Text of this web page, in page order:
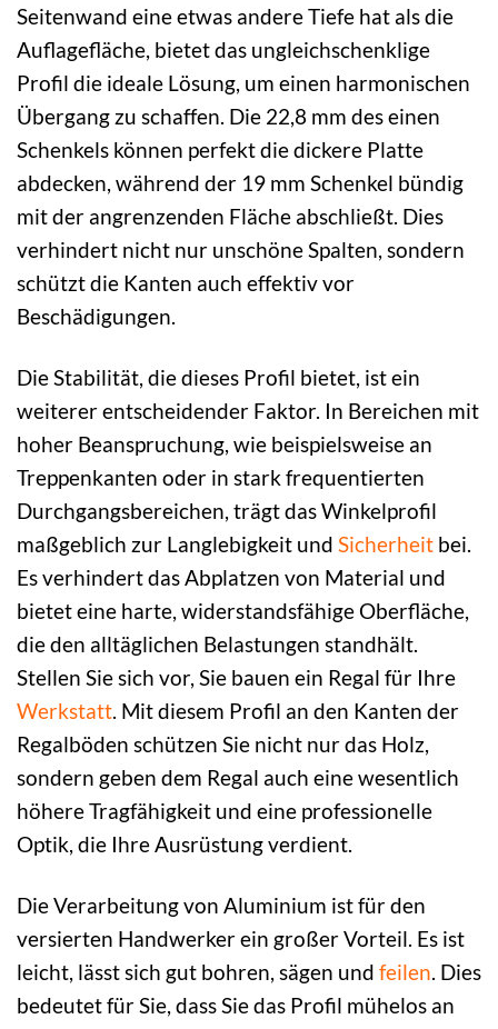
Seitenwand eine etwas andere Tiefe hat als die
Auflagefläche, bietet das ungleichschenklige
Profil die ideale Lösung, um einen harmonischen
Übergang zu schaffen. Die 22,8 mm des einen
Schenkels können perfekt die dickere Platte
abdecken, während der 19 mm Schenkel bündig
mit der angrenzenden Fläche abschließt. Dies
verhindert nicht nur unschöne Spalten, sondern
schützt die Kanten auch effektiv vor
Beschädigungen.
Die Stabilität, die dieses Profil bietet, ist ein
weiterer entscheidender Faktor. In Bereichen mit
hoher Beanspruchung, wie beispielsweise an
Treppenkanten oder in stark frequentierten
Durchgangsbereichen, trägt das Winkelprofil
maßgeblich zur Langlebigkeit und Sicherheit bei.
Es verhindert das Abplatzen von Material und
bietet eine harte, widerstandsfähige Oberfläche,
die den alltäglichen Belastungen standhält.
Stellen Sie sich vor, Sie bauen ein Regal für Ihre
Werkstatt. Mit diesem Profil an den Kanten der
Regalböden schützen Sie nicht nur das Holz,
sondern geben dem Regal auch eine wesentlich
höhere Tragfähigkeit und eine professionelle
Optik, die Ihre Ausrüstung verdient.
Die Verarbeitung von Aluminium ist für den
versierten Handwerker ein großer Vorteil. Es ist
leicht, lässt sich gut bohren, sägen und feilen. Dies
bedeutet für Sie, dass Sie das Profil mühelos an